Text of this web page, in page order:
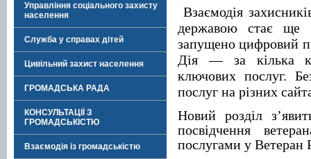
Управління соціального захисту
населення
Служба у справах дітей
Цивільний захист населення
ГРОМАДСЬКА РАДА
КОНСУЛЬТАЦІЇ З
ГРОМАДСЬКІСТЮ
Взаємодія із громадськістю
Взаємодія
державою стає ще
запущено цифровий
Дія — за кілька
ключових послуг.
послуг на різних
Новий розділ
посвідчення
послугами у Ветеран